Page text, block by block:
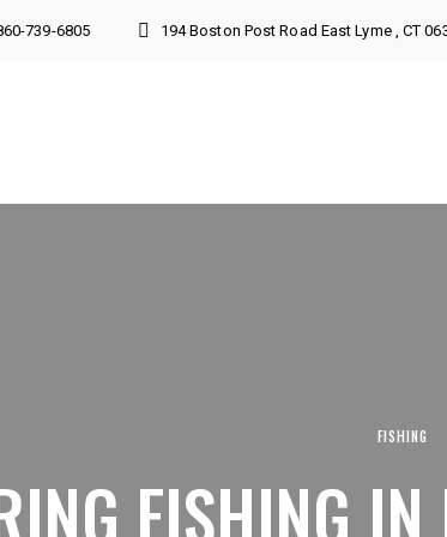
739-6805 194 Boston Post Road East Lyme , CT
FISHING
FISHING IN